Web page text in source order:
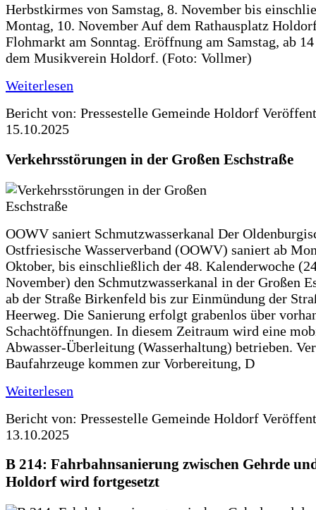
Herbstkirmes von Samstag, 8. November bis
Montag, 10. November Auf dem Rathausplatz
Flohmarkt am Sonntag. Eröffnung am Samstag, ab
dem Musikverein Holdorf. (Foto: Vollmer)
Weiterlesen
Bericht von: Pressestelle Gemeinde Holdorf
15.10.2025
Verkehrsstörungen in der Großen Eschstraße
OOWV saniert Schmutzwasserkanal Der
Ostfriesische Wasserverband (OOWV) saniert ab
Oktober, bis einschließlich der 48. Kalenderwoche
November) den Schmutzwasserkanal in der Großen
ab der Straße Birkenfeld bis zur Einmündung der
Heerweg. Die Sanierung erfolgt grabenlos über
Schachtöffnungen. In diesem Zeitraum wird eine
Abwasser-Überleitung (Wasserhaltung) betrieben.
Baufahrzeuge kommen zur Vorbereitung, D
Weiterlesen
Bericht von: Pressestelle Gemeinde Holdorf
13.10.2025
B 214: Fahrbahnsanierung zwischen Gehrde
Holdorf wird fortgesetzt